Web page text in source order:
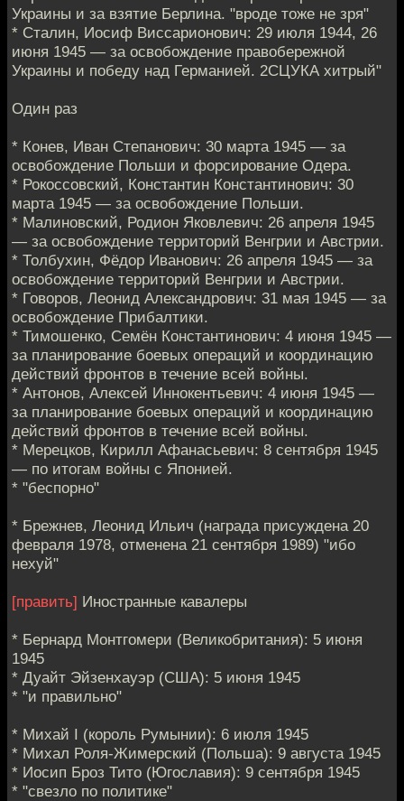
Украины и за взятие Берлина. "вроде тоже не зря"
* Сталин, Иосиф Виссарионович: 29 июля 1944, 26
июня 1945 — за освобождение правобережной
Украины и победу над Германией. 2СЦУКА хитрый"
Один раз
* Конев, Иван Степанович: 30 марта 1945 — за
освобождение Польши и форсирование Одера.
* Рокоссовский, Константин Константинович: 30
марта 1945 — за освобождение Польши.
* Малиновский, Родион Яковлевич: 26 апреля 1945
— за освобождение территорий Венгрии и Австрии.
* Толбухин, Фёдор Иванович: 26 апреля 1945 — за
освобождение территорий Венгрии и Австрии.
* Говоров, Леонид Александрович: 31 мая 1945 — за
освобождение Прибалтики.
* Тимошенко, Семён Константинович: 4 июня 1945 —
за планирование боевых операций и координацию
действий фронтов в течение всей войны.
* Антонов, Алексей Иннокентьевич: 4 июня 1945 —
за планирование боевых операций и координацию
действий фронтов в течение всей войны.
* Мерецков, Кирилл Афанасьевич: 8 сентября 1945
— по итогам войны с Японией.
* "беспорно"
* Брежнев, Леонид Ильич (награда присуждена 20
февраля 1978, отменена 21 сентября 1989) "ибо
нехуй"
[править] Иностранные кавалеры
* Бернард Монтгомери (Великобритания): 5 июня
1945
* Дуайт Эйзенхауэр (США): 5 июня 1945
* "и правильно"
* Михай I (король Румынии): 6 июля 1945
* Михал Роля-Жимерский (Польша): 9 августа 1945
* Иосип Броз Тито (Югославия): 9 сентября 1945
* "свезло по политике"